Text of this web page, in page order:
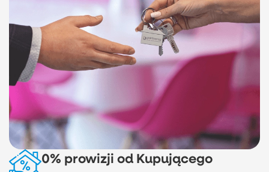
0% prowizji od Kupującego